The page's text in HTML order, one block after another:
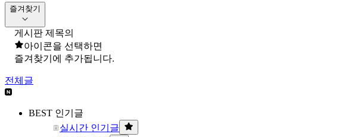
즐겨찾기
게시판 제목의
아이콘을 선택하면
즐겨찾기에 추가됩니다.
전체글
BEST 인기글
실시간 인기글